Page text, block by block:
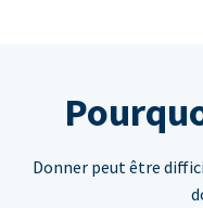
Donner peut être